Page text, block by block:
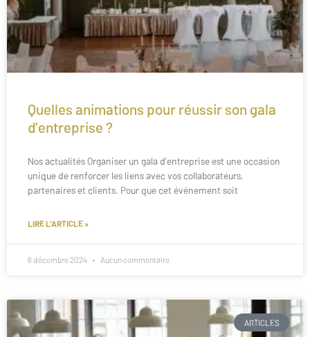
Quelles animations pour réussir son gala
d’entreprise ?
Nos actualités Organiser un gala d’entreprise est une occasion
unique de renforcer les liens avec vos collaborateurs,
partenaires et clients. Pour que cet événement soit
LIRE L'ARTICLE »
6 décembre 2024 Aucun commentaire
ARTICLES